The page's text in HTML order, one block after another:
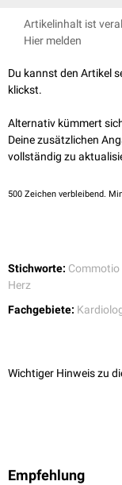
Gemäß des zu Grunde
Trauma
stumpfe Verletzung
unterteilt.
Letztere wird in
daraus resultierenden
Herzerschütterung
Herzquetschung
Artikelinhalt ist
Hier melden
Du kannst den Artikel
klickst.
Alternativ kümmert
Deine zusätzlichen
vollständig zu
500 Zeichen verbleibend.
Stichworte:
Herz
Fachgebiete:
Wichtiger Hinweis zu
Empfehlung